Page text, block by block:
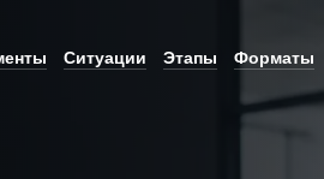
Ситуации Этапы Форматы